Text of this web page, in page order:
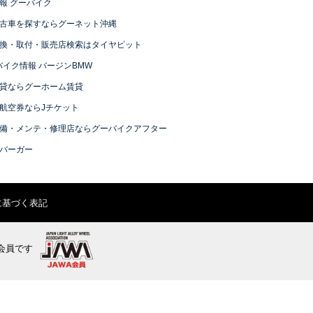
グーバイク
車を探すならグーネット沖縄
・取付・販売店検索はタイヤピット
イク情報 バージンBMW
ならグーホーム賃貸
空券ならJチケット
・メンテ・修理店ならグーバイクアフター
ーガー
づく表記
員です